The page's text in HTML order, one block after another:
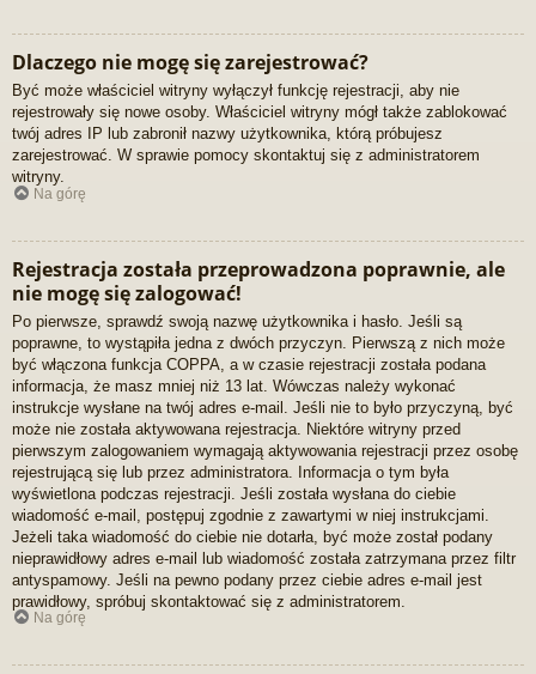
Dlaczego nie mogę się zarejestrować?
Być może właściciel witryny wyłączył funkcję rejestracji, aby nie
rejestrowały się nowe osoby. Właściciel witryny mógł także zablokować
twój adres IP lub zabronił nazwy użytkownika, którą próbujesz
zarejestrować. W sprawie pomocy skontaktuj się z administratorem
witryny.
Na górę
Rejestracja została przeprowadzona poprawnie, ale
nie mogę się zalogować!
Po pierwsze, sprawdź swoją nazwę użytkownika i hasło. Jeśli są
poprawne, to wystąpiła jedna z dwóch przyczyn. Pierwszą z nich może
być włączona funkcja COPPA, a w czasie rejestracji została podana
informacja, że masz mniej niż 13 lat. Wówczas należy wykonać
instrukcje wysłane na twój adres e-mail. Jeśli nie to było przyczyną, być
może nie została aktywowana rejestracja. Niektóre witryny przed
pierwszym zalogowaniem wymagają aktywowania rejestracji przez osobę
rejestrującą się lub przez administratora. Informacja o tym była
wyświetlona podczas rejestracji. Jeśli została wysłana do ciebie
wiadomość e-mail, postępuj zgodnie z zawartymi w niej instrukcjami.
Jeżeli taka wiadomość do ciebie nie dotarła, być może został podany
nieprawidłowy adres e-mail lub wiadomość została zatrzymana przez filtr
antyspamowy. Jeśli na pewno podany przez ciebie adres e-mail jest
prawidłowy, spróbuj skontaktować się z administratorem.
Na górę